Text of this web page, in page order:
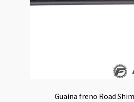
Guaina freno Road